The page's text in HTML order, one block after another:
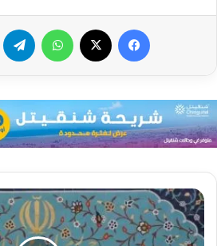
فيسبوك واتساب